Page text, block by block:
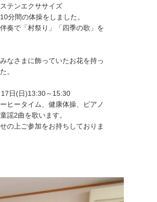
テンエクササイズ
分間の体操をしました。
奏で「村祭り」「四季の歌」を
なさまに飾っていたお花を持っ
。
日(日)13:30～15:30
ヒータイム、健康体操、ピアノ
謡2曲を歌います。
の上ご参加をお持ちしておりま